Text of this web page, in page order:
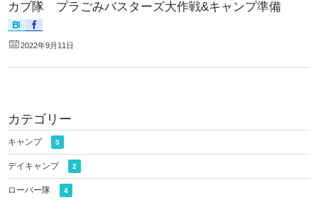
カブ隊 プラごみバスターズ大作戦&キャンプ準備
2022年9月11日
カテゴリー
キャンプ 5
デイキャンプ 2
ローバー隊 4